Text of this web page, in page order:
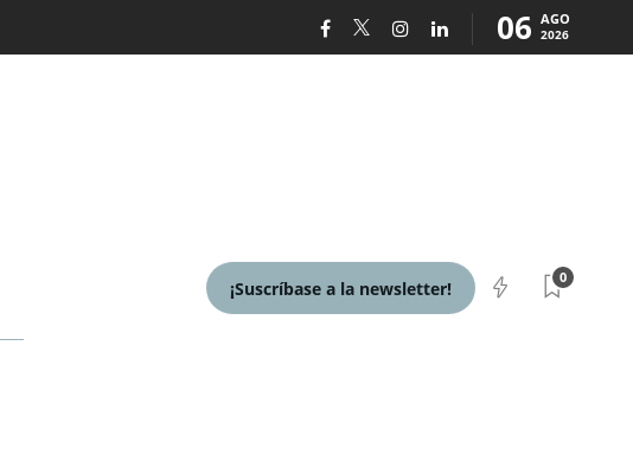
06 AGO
2026
¡Suscríbase a la newsletter!
0